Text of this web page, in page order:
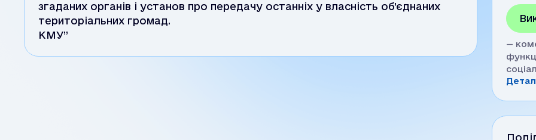
згаданих органів і установ про передачу останніх у власність об’єднаних
територіальних громад.
КМУ”
—
та